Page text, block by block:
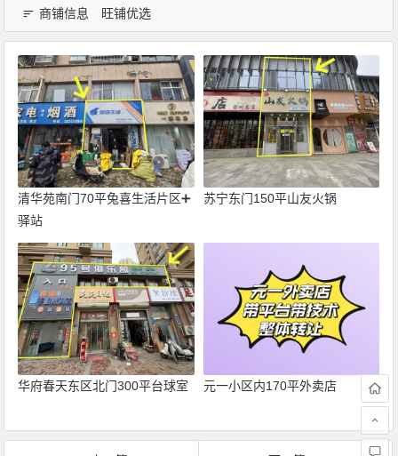
商铺信息 旺铺优选
清华苑南门70平兔喜生活片区➕
驿站
苏宁东门150平山友火锅
华府春天东区北门300平台球室 元一小区内170平外卖店